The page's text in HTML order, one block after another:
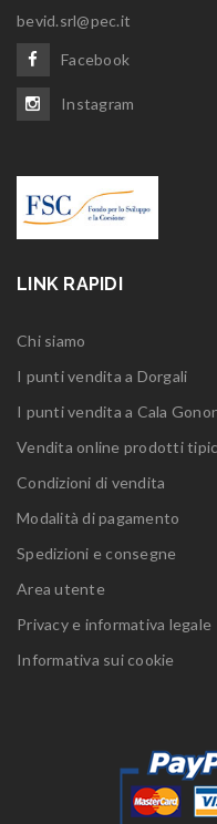
bevid.srl@pec.it
Facebook
Instagram
LINK RAPIDI
Chi siamo
I punti vendita a Dorgali
I punti vendita a Cala
Vendita online prodotti
Condizioni di vendita
Modalità di pagamento
Spedizioni e consegne
Area utente
Privacy e informativa legale
Informativa sui cookie